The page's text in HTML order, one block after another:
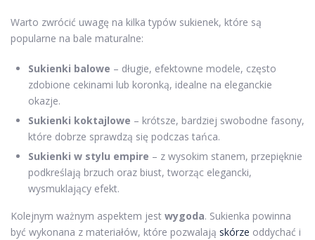
Warto zwrócić uwagę na kilka typów sukienek, które są
popularne na bale maturalne:
Sukienki balowe – długie, efektowne modele, często
zdobione cekinami lub koronką, idealne na eleganckie
okazje.
Sukienki koktajlowe – krótsze, bardziej swobodne fasony,
które dobrze sprawdzą się podczas tańca.
Sukienki w stylu empire – z wysokim stanem, przepięknie
podkreślają brzuch oraz biust, tworząc elegancki,
wysmuklający efekt.
Kolejnym ważnym aspektem jest wygoda. Sukienka powinna
być wykonana z materiałów, które pozwalają skórze oddychać i